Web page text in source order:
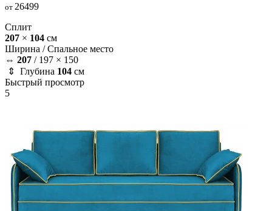
от 26499
Сплит
207 × 104 см
Ширина /Спальное место
⇔ 207 / 197 × 150
⇕ Глубина 104 см
Быстрый просмотр
5